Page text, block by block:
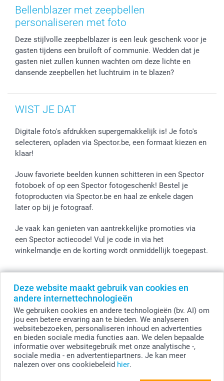
Deze website maakt gebruik van cookies en
andere internettechnologieën
We gebruiken cookies en andere technologieën (bv. AI) om
jou een betere ervaring aan te bieden. We analyseren
websitebezoeken, personaliseren inhoud en advertenties
en bieden sociale media functies aan. We delen bepaalde
informatie over websitegebruik met onze analytische -,
sociale media - en advertentiepartners. Je kan meer
nalezen over ons cookiebeleid hier.
Fotokaders, Decoratie en Snoepjes
Smartphone cases
Mijn orderstatus
Bellenblazer met zeepbellen
personaliseren met foto
Deze stijlvolle zeepbelblazer is een leuk geschenk voor je
gasten tijdens een bruiloft of communie. Wedden dat je
gasten niet zullen kunnen wachten om deze lichte en
dansende zeepbellen het luchtruim in te blazen?
WIST JE DAT
Digitale foto's afdrukken supergemakkelijk is! Je foto's
selecteren, opladen via Spector.be, een formaat kiezen en
klaar!
Jouw favoriete beelden kunnen schitteren in een Spector
fotoboek of op een Spector fotogeschenk! Bestel je
fotoproducten via Spector.be en haal ze enkele dagen
later op bij je fotograaf.
Je vaak kan genieten van aantrekkelijke promoties via
een Spector actiecode! Vul je code in via het
winkelmandje en de korting wordt onmiddellijk toegepast.
© smartphoto group. Alle rechten voorbehouden
smartphoto group NV.
Kwatrechtsteenweg 160, 9230 Wetteren, België
BTW-nummer BE 0405.706.755
Ondernemingsnummer 0405.706.755.
Bankgegevens: IBAN BE71 2850 2711 5569 - BIC: GEBABEBB
Alle prijzen zijn in EURO (€) inclusief BTW en exclusief verzendkosten.